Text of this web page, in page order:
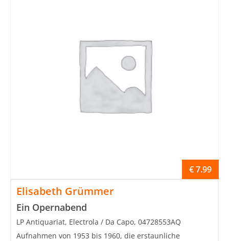
Elisabeth Grümmer
Ein Opernabend
€7.99
LP Antiquariat, Electrola / Da Capo, 04728553AQ
Aufnahmen von 1953 bis 1960, die erstaunliche